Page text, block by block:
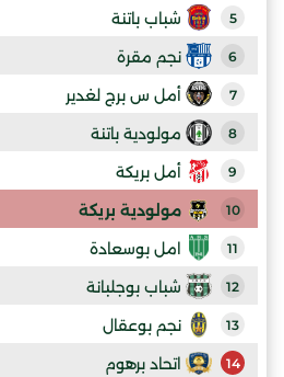
5 شباب باتنة
6 نجم مقرة
7 أمل س برج لغدير
8 مولودية باتنة
9 أمل بريكة
10 مولودية بريكة
11 امل بوسعادة
12 شباب بوجلبانة
13 نجم بوعقال
14 اتحاد برهوم